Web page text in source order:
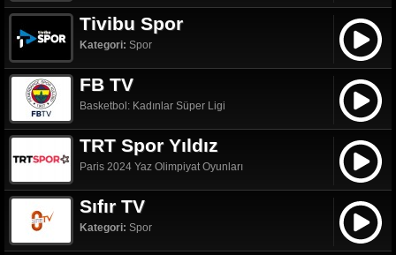
Tivibu Spor
Kategori: Spor
FB TV
Basketbol: Kadınlar Süper Ligi
TRT Spor Yıldız
Paris 2024 Yaz Olimpiyat Oyunları
Sıfır TV
Kategori: Spor